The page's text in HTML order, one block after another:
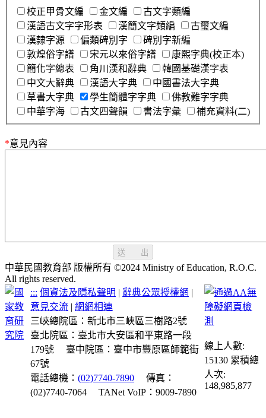
校正甲骨文編
金文編
古文字類編
漢語古文字字形表
漢簡文字類編
古璽文編
漢隸字源
偏類碑別字
碑別字新編
敦煌俗字譜
宋元以來俗字譜
康熙字典(校正本)
簡化字總表
角川漢和辭典
韓國基礎漢字表
中文大辭典
漢語大字典
中國書法大字典
草書大字典
學生簡體字字典
佛教難字字典
中華字海
古文四聲韻 書法字彙 補充資料(二)
*意見內容
送 出
中華民國教育部 版權所有 ©2024 Ministry of Education, R.O.C.
All rights reserved.
::: 個資法及隱私聲明 | 辭典公眾授權網 |
意見交流 |網網相連
三峽總院區：新北市三峽區三樹路2號
臺北院區：臺北市大安區和平東路一段
179號
臺中院區：臺中市豐原區師範街
67號
電話總機：(02)7740-7890
傳真：
(02)7740-7064
TANet VoIP：9009-7890
線上人數:
15130 累積總
人次:
148,985,877